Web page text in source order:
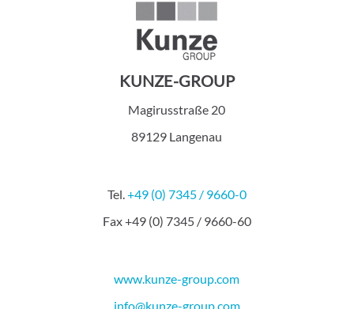
KUNZE-GROUP
Magirusstraße 20
89129 Langenau
Tel.+49 (0) 7345 / 9660-0
Fax +49 (0) 7345 / 9660-60
www.kunze-group.com
info@kunze-group.com